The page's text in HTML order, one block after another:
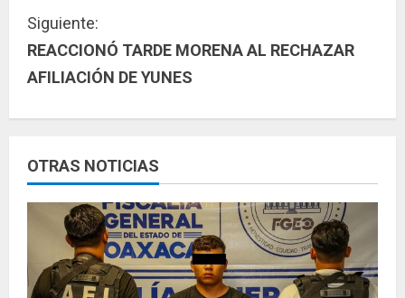
u
e
l
e
y
n
Siguiente:
REACCIONÓ TARDE MORENA AL RECHAZAR
AFILIACIÓN DE YUNES
OTRAS NOTICIAS